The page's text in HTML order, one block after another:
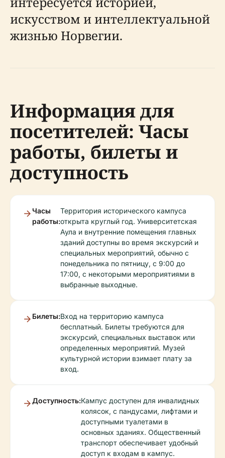
искусством и интеллектуальной
жизнью Норвегии.
Информация для
посетителей: Часы
работы, билеты и
доступность
Часы
работы:
Территория исторического кампуса
открыта круглый год. Университетская
Аула и внутренние помещения главных
зданий доступны во время экскурсий и
специальных мероприятий, обычно с
понедельника по пятницу, с 9:00 до
17:00, с некоторыми мероприятиями в
выбранные выходные.
Билеты:Вход на территорию кампуса
бесплатный. Билеты требуются для
экскурсий, специальных выставок или
определенных мероприятий. Музей
культурной истории взимает плату за
вход.
Доступность:Кампус доступен для инвалидных
колясок, с пандусами, лифтами и
доступными туалетами в
основных зданиях. Общественный
транспорт обеспечивает удобный
доступ к входам в кампус.